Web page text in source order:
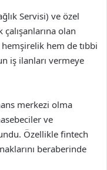
Servisi) ve özel
olan
hem de tıbbi
iş ilanları vermeye
merkezi olma
ve
Özellikle fintech
beraberinde